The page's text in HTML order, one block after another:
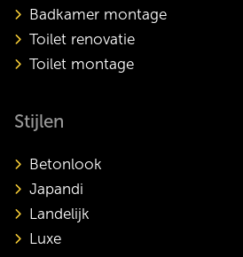
Badkamer montage
Toilet renovatie
Toilet montage
Stijlen
Betonlook
Japandi
Landelijk
Luxe